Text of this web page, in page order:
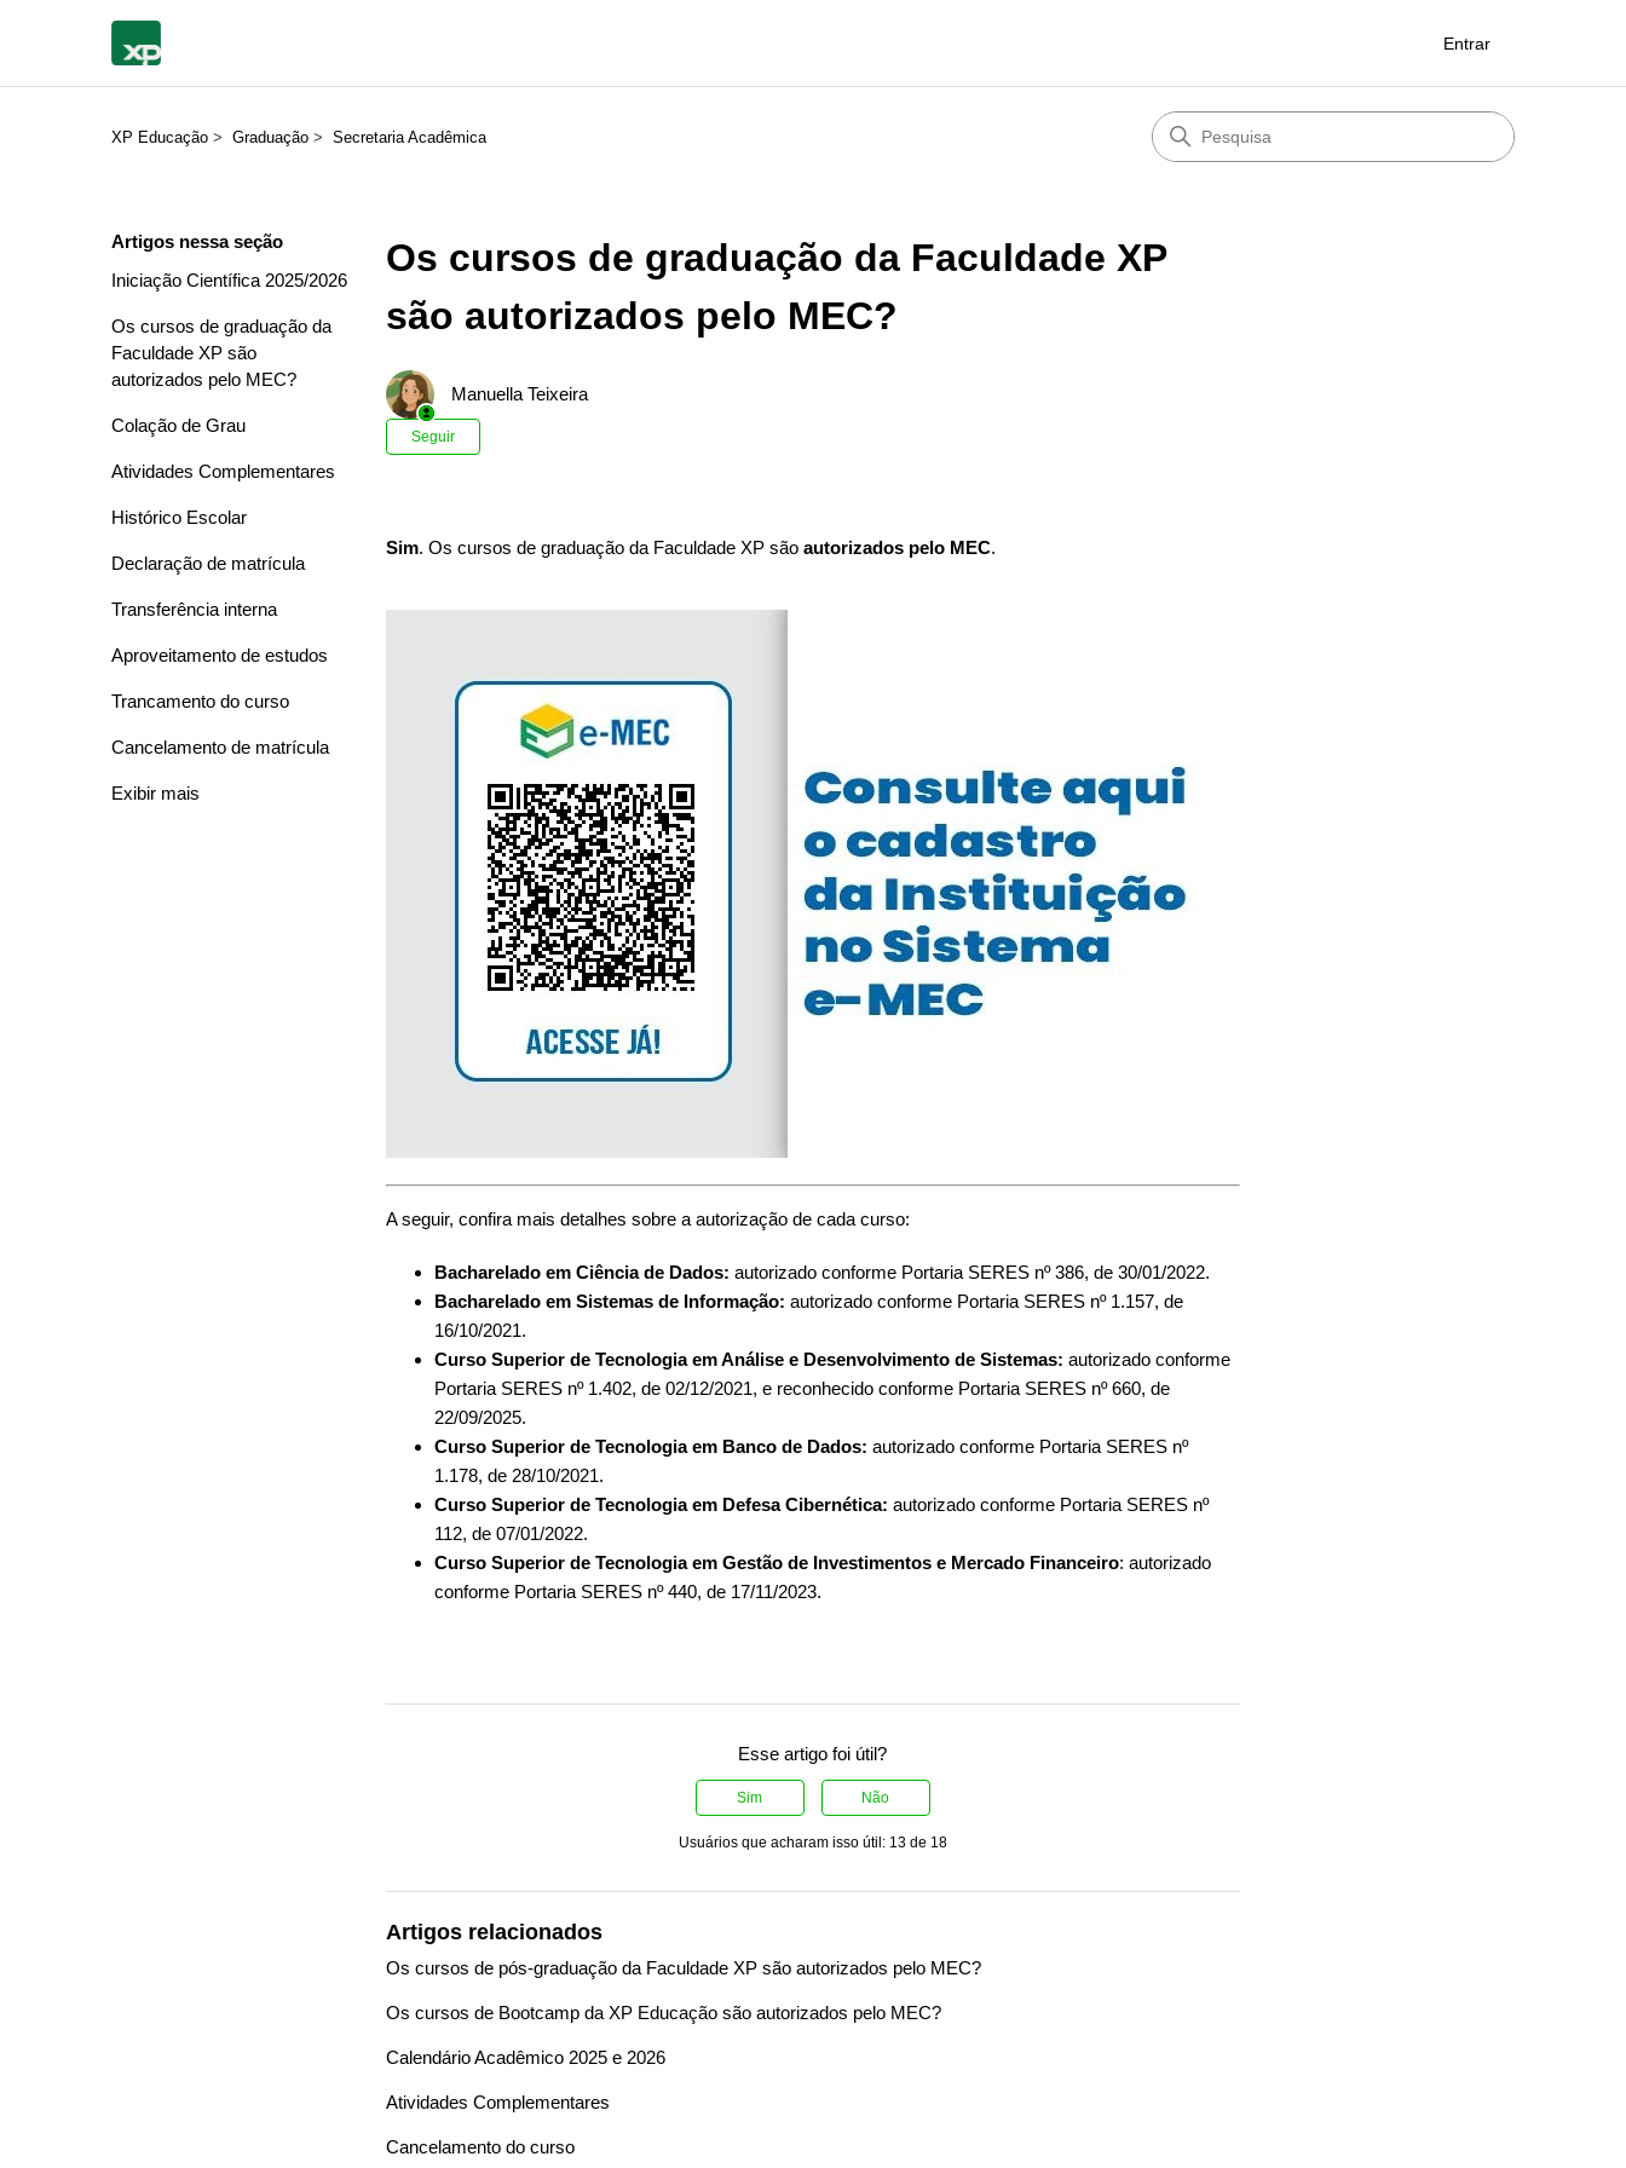
Entrar
XP Educação Graduação Secretaria Acadêmica
Artigos nessa seção
Iniciação Científica 2025/2026
Os cursos de graduação da
Faculdade XP são
autorizados pelo MEC?
Colação de Grau
Atividades Complementares
Histórico Escolar
Declaração de matrícula
Transferência interna
Aproveitamento de estudos
Trancamento do curso
Cancelamento de matrícula
Exibir mais
Os cursos de graduação da Faculdade XP
são autorizados pelo MEC?
Manuella Teixeira
Seguir
Sim. Os cursos de graduação da Faculdade XP sãoautorizados pelo MEC.
A seguir, confira mais detalhes sobre a autorização de cada curso:
Bacharelado em Ciência de Dados: autorizado conforme Portaria SERES nº 386, de 30/01/2022.
Bacharelado em Sistemas de Informação: autorizado conforme Portaria SERES nº 1.157, de
16/10/2021.
Curso Superior de Tecnologia em Análise e Desenvolvimento de Sistemas:autorizado conforme
Portaria SERES nº 1.402, de 02/12/2021, e reconhecido conforme Portaria SERES nº 660, de
22/09/2025.
Curso Superior de Tecnologia em Banco de Dados: autorizado conforme Portaria SERES nº
1.178, de 28/10/2021.
Curso Superior de Tecnologia em Defesa Cibernética:autorizado conforme Portaria SERES nº
112, de 07/01/2022.
Curso Superior de Tecnologia em Gestão de Investimentos e Mercado Financeiro: autorizado
conforme Portaria SERES nº 440, de 17/11/2023.
Esse artigo foi útil?
Sim Não
Usuários que acharam isso útil: 13 de 18
Artigos relacionados
Os cursos de pós-graduação da Faculdade XP são autorizados pelo MEC?
Os cursos de Bootcamp da XP Educação são autorizados pelo MEC?
Calendário Acadêmico 2025 e 2026
Atividades Complementares
Cancelamento do curso